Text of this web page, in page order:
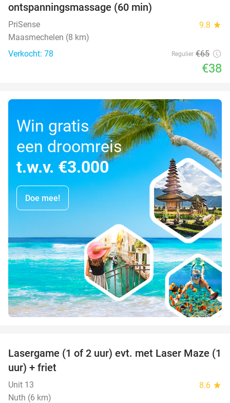
ontspanningsmassage (60 min)
PriSense 9.8 star
Maasmechelen (8 km)
Verkocht: 78
Regulier €65
€38
Win gratis
een droomreis
t.w.v. €3.000
Doe mee!
22%
Lasergame (1 of 2 uur) evt. met Laser Maze (1
uur) + friet
Unit 13 8.6 star
Nuth (6 km)